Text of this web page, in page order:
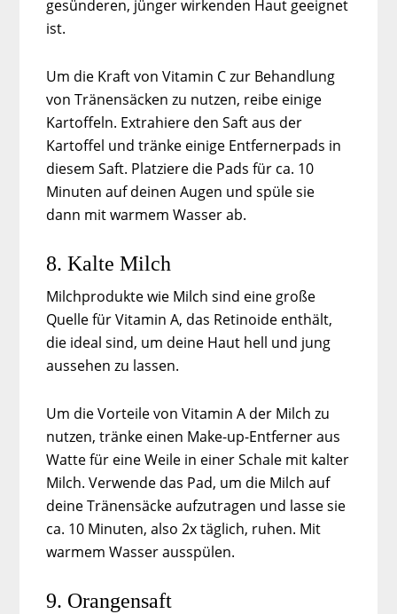
gesünderen, jünger wirkenden Haut geeignet
ist.
Um die Kraft von Vitamin C zur Behandlung
von Tränensäcken zu nutzen, reibe einige
Kartoffeln. Extrahiere den Saft aus der
Kartoffel und tränke einige Entfernerpads in
diesem Saft. Platziere die Pads für ca. 10
Minuten auf deinen Augen und spüle sie
dann mit warmem Wasser ab.
8. Kalte Milch
Milchprodukte wie Milch sind eine große
Quelle für Vitamin A, das Retinoide enthält,
die ideal sind, um deine Haut hell und jung
aussehen zu lassen.
Um die Vorteile von Vitamin A der Milch zu
nutzen, tränke einen Make-up-Entferner aus
Watte für eine Weile in einer Schale mit kalter
Milch. Verwende das Pad, um die Milch auf
deine Tränensäcke aufzutragen und lasse sie
ca. 10 Minuten, also 2x täglich, ruhen. Mit
warmem Wasser ausspülen.
9. Orangensaft